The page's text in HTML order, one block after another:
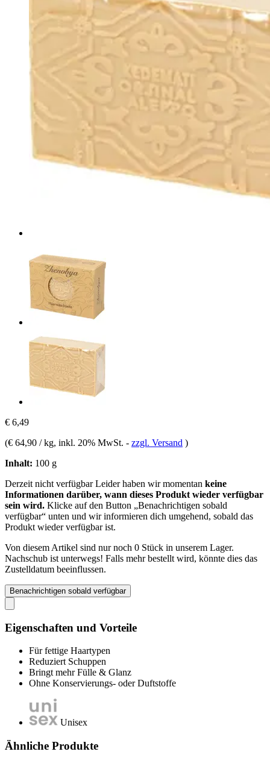
€ 6,49
(€ 64,90 / kg, inkl. 20% MwSt. - zzgl. Versand )
Inhalt: 100 g
Derzeit nicht verfügbarLeider haben wir momentan keine
Informationen darüber, wann dieses Produkt wieder verfügbar
sein wird. Klicke auf den Button „Benachrichtigen sobald
verfügbar“ unten und wir informieren dich umgehend, sobald das
Produkt wieder verfügbar ist.
Von diesem Artikel sind nur noch 0 Stück in unserem Lager.
Nachschub ist unterwegs! Falls mehr bestellt wird, könnte dies das
Zustelldatum beeinflussen.
Benachrichtigen sobald verfügbar
Eigenschaften und Vorteile
Für fettige Haartypen
Reduziert Schuppen
Bringt mehr Fülle & Glanz
Ohne Konservierungs- oder Duftstoffe
Unisex
Ähnliche Produkte